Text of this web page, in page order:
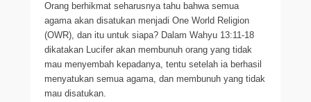
Orang berhikmat seharusnya tahu bahwa semua
agama akan disatukan menjadi One World Religion
(OWR), dan itu untuk siapa? Dalam Wahyu 13:11-18
dikatakan Lucifer akan membunuh orang yang tidak
mau menyembah kepadanya, tentu setelah ia berhasil
menyatukan semua agama, dan membunuh yang tidak
mau disatukan.